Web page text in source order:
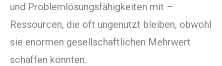
und Problemlösungsfähigkeiten mit –
Ressourcen, die oft ungenutzt bleiben, obwohl
sie enormen gesellschaftlichen Mehrwert
schaffen könnten.